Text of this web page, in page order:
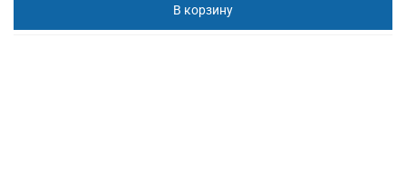
В корзину